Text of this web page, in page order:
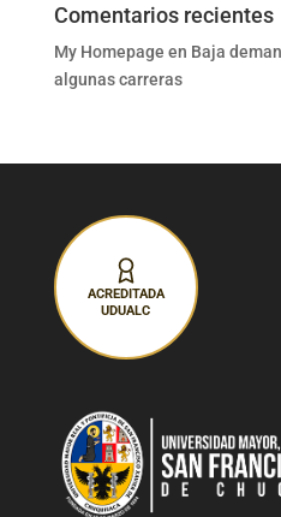
Comentarios recientes
My Homepage en Baja
algunas carreras
ACREDITADA
UDUALC